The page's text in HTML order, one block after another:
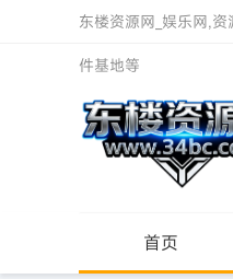
东楼资源网_娱乐网,
件基地等
首页